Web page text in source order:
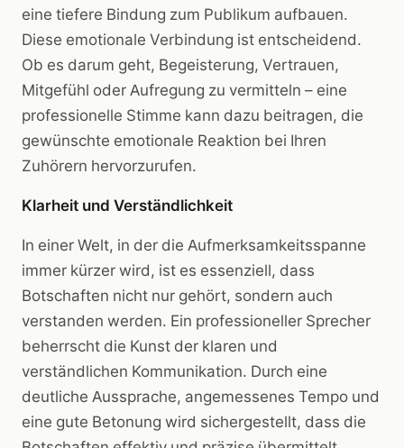
eine tiefere Bindung zum Publikum aufbauen.
Diese emotionale Verbindung ist entscheidend.
Ob es darum geht, Begeisterung, Vertrauen,
Mitgefühl oder Aufregung zu vermitteln – eine
professionelle Stimme kann dazu beitragen, die
gewünschte emotionale Reaktion bei Ihren
Zuhörern hervorzurufen.
Klarheit und Verständlichkeit
In einer Welt, in der die Aufmerksamkeitsspanne
immer kürzer wird, ist es essenziell, dass
Botschaften nicht nur gehört, sondern auch
verstanden werden. Ein professioneller Sprecher
beherrscht die Kunst der klaren und
verständlichen Kommunikation. Durch eine
deutliche Aussprache, angemessenes Tempo und
eine gute Betonung wird sichergestellt, dass die